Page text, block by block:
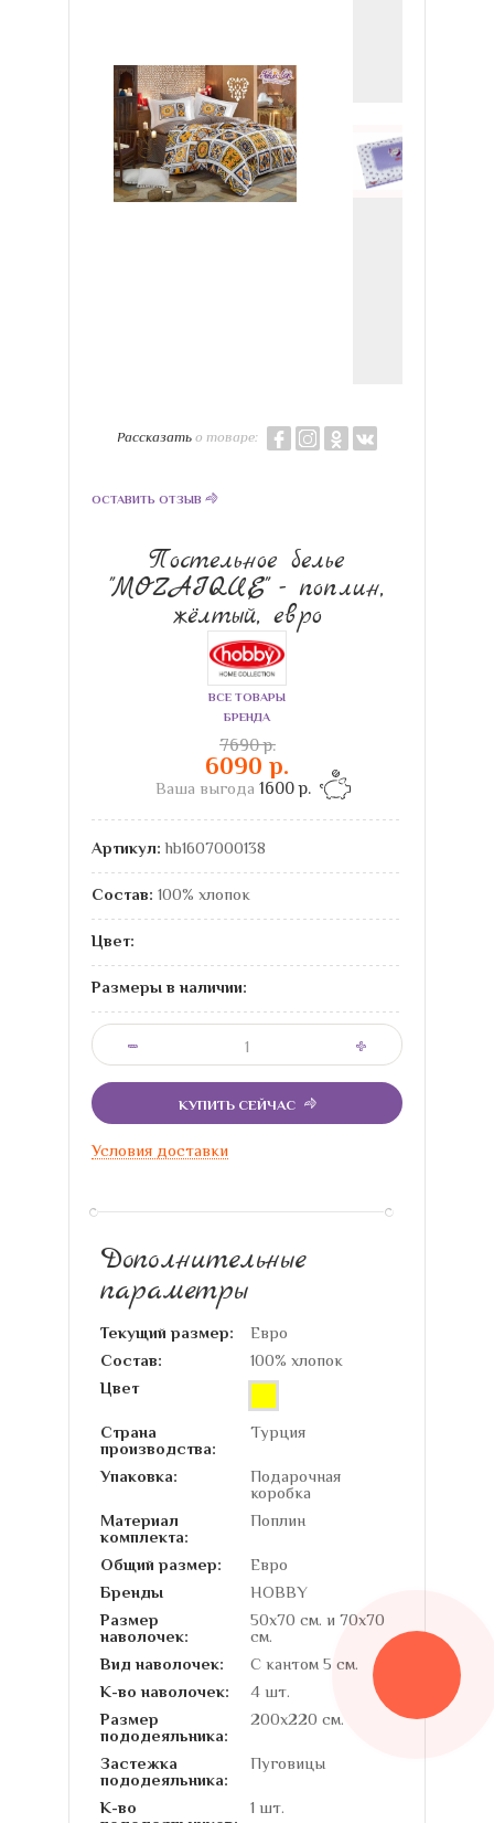
Рассказать о товаре:
ОСТАВИТЬ ОТЗЫВ
Постельное белье
"MOZAIQUE" - поплин,
жёлтый, евро
ВСЕ ТОВАРЫ
БРЕНДА
7690 р.
6090 р.
Ваша выгода 1600 р.
Артикул: hb1607000138
Состав: 100% хлопок
Цвет:
Размеры в наличии:
КУПИТЬ СЕЙЧАС
Условия доставки
Дополнительные
параметры
Текущий размер:
Евро
Состав:
100% хлопок
Цвет
Страна
производства:
Турция
Упаковка:
Подарочная
коробка
Материал
комплекта:
Поплин
Общий размер:
Евро
Бренды
HOBBY
Размер
наволочек:
50х70 см. и 70х70
см.
Вид наволочек:
С кантом 5 см.
К-во наволочек:
4 шт.
Размер
пододеяльника:
200х220 см.
Застежка
пододеяльника:
Пуговицы
К-во
1 шт.